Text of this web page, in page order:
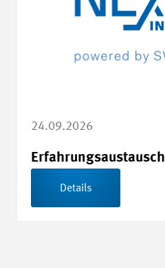
24.09.2026
Details